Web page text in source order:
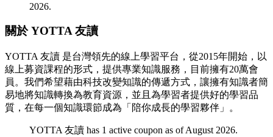
2026.
關於 YOTTA 友讀
YOTTA 友讀 是台灣領先的線上學習平台，從2015年開始，以
線上募資課程的形式，提供專業知識服務，目前擁有20萬會
員。我們希望藉由科技改變知識的傳遞方式，讓擁有知識者簡
易地將知識轉換為教育資源，並且為學習者提供好的學習品
質，在每一個知識環節成為「陪你成長的學習夥伴」。
YOTTA 友讀 has 1 active coupon as of August 2026.